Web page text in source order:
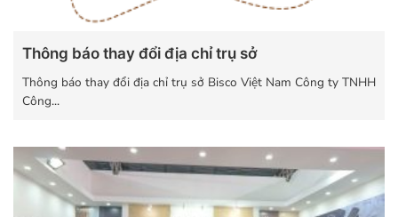
Thông báo thay đổi địa chỉ trụ sở
Thông báo thay đổi địa chỉ trụ sở Bisco Việt Nam Công ty TNHH
Công...